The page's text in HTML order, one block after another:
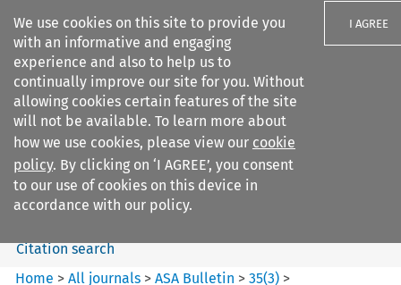
We use cookies on this site to provide you
with an informative and engaging
experience and also to help us to
continually improve our site for you. Without
allowing cookies certain features of the site
will not be available. To learn more about
how we use cookies, please view our cookie
policy. By clicking on ‘I AGREE’, you consent
to our use of cookies on this device in
accordance with our policy.
I AGREE
Search filters
ASA Bulletin
Search content
Citation search
Home >All journals >ASA Bulletin >35(3) >